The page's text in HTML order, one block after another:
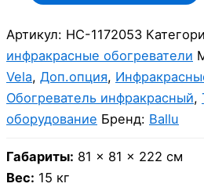
Артикул: НС-1172053
инфракрасные обогреватели
Vela, Доп.опция,
Обогреватель инфракрасный,
оборудование Бренд: Ballu
Габариты: 81 × 81 × 222 см
Вес: 15 кг